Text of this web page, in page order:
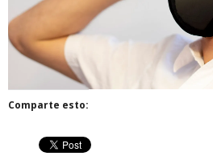
Comparte esto: